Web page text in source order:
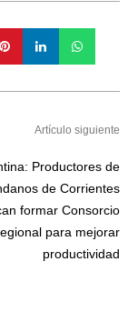
Artículo siguiente
Productores de
de Corrientes
formar Consorcio
para mejorar
productividad